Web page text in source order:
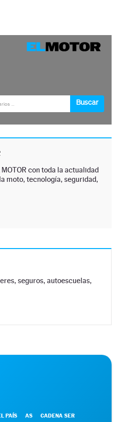
con toda la actualidad
moto, tecnología, seguridad,
seguros, autoescuelas,
PAÍS AS CADENA SER